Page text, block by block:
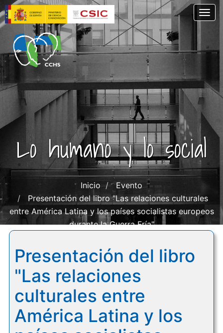
Pasar
al
contenido
principal
Lo humano y lo social
Inicio
Evento
Presentación del libro "Las relaciones culturales
entre América Latina y los países socialistas europeos
durante la Guerra Fría"
Presentación del libro
"Las relaciones
culturales entre
América Latina y los